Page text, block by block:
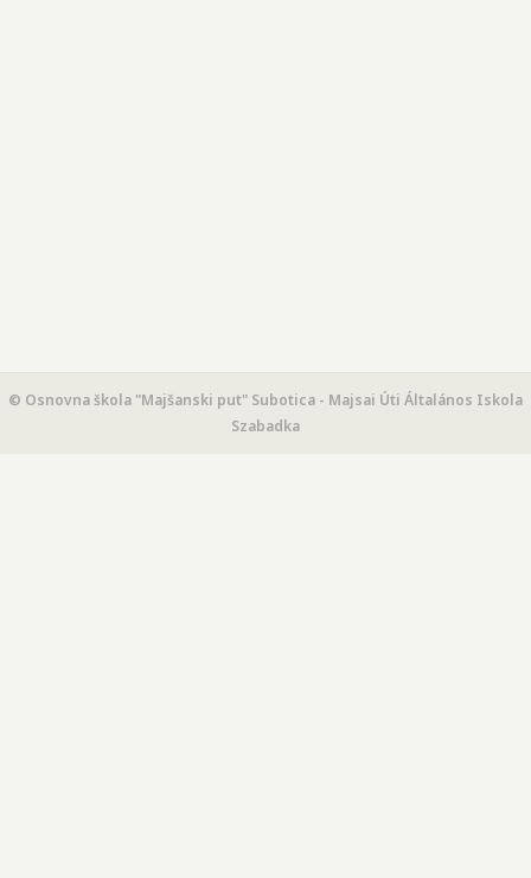
© Osnovna škola "Majšanski put" Subotica - Majsai Úti Általános Iskola
Szabadka